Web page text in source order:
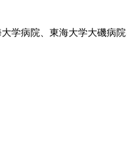
学病院、東海大学大磯病